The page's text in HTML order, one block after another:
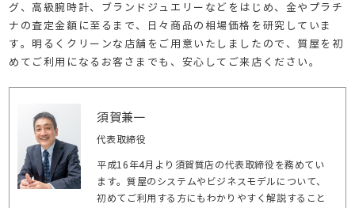
グ、高級腕時計、ブランドジュエリーなどをはじめ、金やプラチ
ナの査定金額に至るまで、日々商品の相場価格を研究していま
す。明るくクリーンな店舗をご用意いたしましたので、質屋を初
めてご利用になるお客さまでも、安心してご来店ください。
須賀兼一
代表取締役
平成16年4月より須賀質店の代表取締役を務めてい
ます。質屋のシステムやビジネスモデルについて、
初めてご利用する方にもわかりやすく解説すること